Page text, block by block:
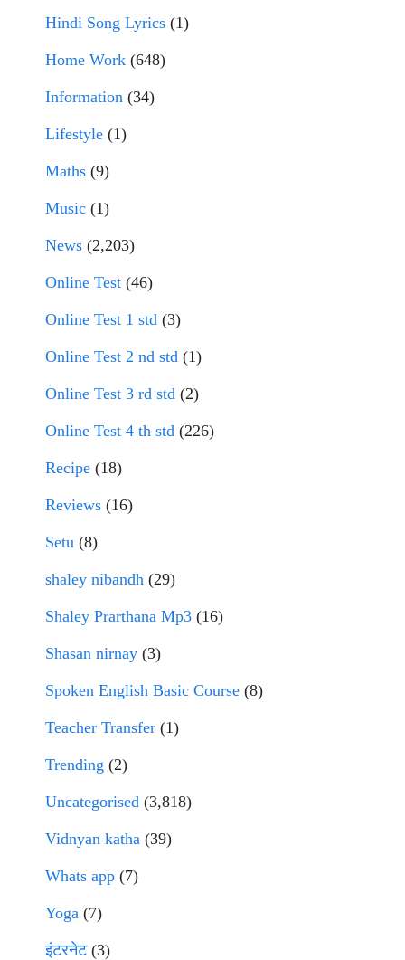
Hindi Song Lyrics (1)
Home Work (648)
Information (34)
Lifestyle (1)
Maths (9)
Music (1)
News (2,203)
Online Test (46)
Online Test 1 std (3)
Online Test 2 nd std (1)
Online Test 3 rd std (2)
Online Test 4 th std (226)
Recipe (18)
Reviews (16)
Setu (8)
shaley nibandh (29)
Shaley Prarthana Mp3 (16)
Shasan nirnay (3)
Spoken English Basic Course (8)
Teacher Transfer (1)
Trending (2)
Uncategorised (3,818)
Vidnyan katha (39)
Whats app (7)
Yoga (7)
इंटरनेट(3)